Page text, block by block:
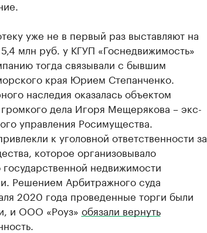
уже не в первый раз выставляют на
млн руб. у КГУП «Госнедвижимость»
тогда связывали с бывшим
края Юрием Степанченко.
наследия оказалась объектом
дела Игоря Мещерякова – экс-
управления Росимущества.
к уголовной ответственности за
которое организовывало
недвижимости
Решением Арбитражного суда
2020 года проведенные торги были
и ООО «Роуз» обязали вернуть